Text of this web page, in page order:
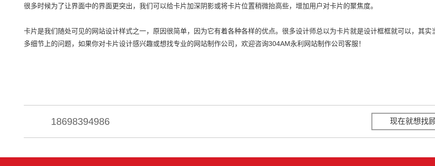
很多时候为了让界面中的界面更突出，我们可以给卡片加深阴影或将卡片位置稍微抬高些，增加用户对卡片的聚焦度。
卡片是我们随处可见的网站设计样式之一，原因很简单，因为它有着各种各样的优点。很多设计师总以为卡片就是设计框框就可以，其实
多细节上的问题，如果你对卡片设计感兴趣或想找专业的网站制作公司，欢迎咨询304AM永利网站制作公司客服！
18698394986 现在就想找